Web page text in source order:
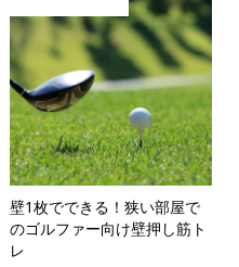
壁1枚でできる！狭い部屋で
のゴルファー向け壁押し筋ト
レ